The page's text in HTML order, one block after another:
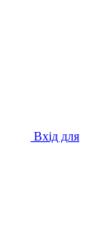
Вхід для